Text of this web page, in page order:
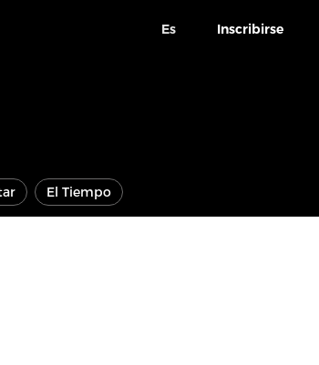
Es Inscribirse
El Tiempo